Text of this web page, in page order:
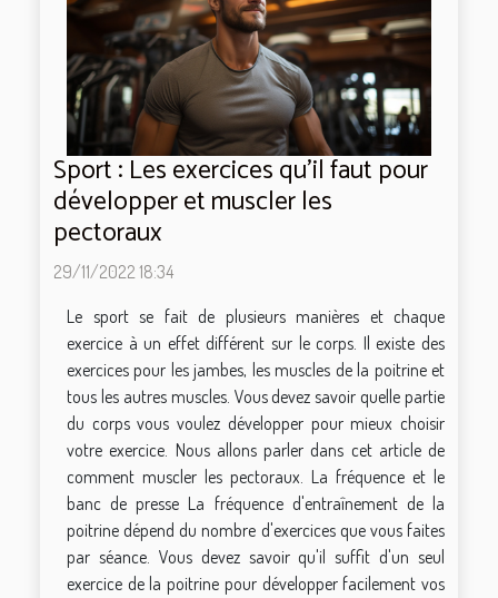
Sport : Les exercices qu'il faut pour
développer et muscler les
pectoraux
29/11/2022 18:34
Le sport se fait de plusieurs manières et chaque
exercice à un effet différent sur le corps. Il existe des
exercices pour les jambes, les muscles de la poitrine et
tous les autres muscles. Vous devez savoir quelle partie
du corps vous voulez développer pour mieux choisir
votre exercice. Nous allons parler dans cet article de
comment muscler les pectoraux. La fréquence et le
banc de presse La fréquence d'entraînement de la
poitrine dépend du nombre d'exercices que vous faites
par séance. Vous devez savoir qu'il suffit d'un seul
exercice de la poitrine pour développer facilement vos